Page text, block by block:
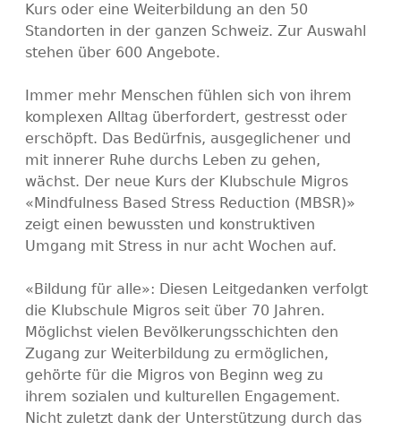
Kurs oder eine Weiterbildung an den 50
Standorten in der ganzen Schweiz. Zur Auswahl
stehen über 600 Angebote.
Immer mehr Menschen fühlen sich von ihrem
komplexen Alltag überfordert, gestresst oder
erschöpft. Das Bedürfnis, ausgeglichener und
mit innerer Ruhe durchs Leben zu gehen,
wächst. Der neue Kurs der Klubschule Migros
«Mindfulness Based Stress Reduction (MBSR)»
zeigt einen bewussten und konstruktiven
Umgang mit Stress in nur acht Wochen auf.
«Bildung für alle»: Diesen Leitgedanken verfolgt
die Klubschule Migros seit über 70 Jahren.
Möglichst vielen Bevölkerungsschichten den
Zugang zur Weiterbildung zu ermöglichen,
gehörte für die Migros von Beginn weg zu
ihrem sozialen und kulturellen Engagement.
Nicht zuletzt dank der Unterstützung durch das